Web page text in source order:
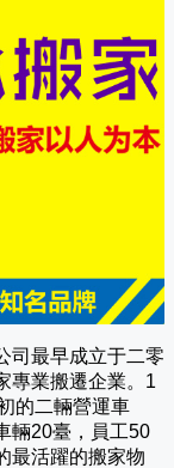
司 最早成立于二零
專業搬遷企業。1
的二輛營運車
輛20臺，員工50
最活躍的搬家物